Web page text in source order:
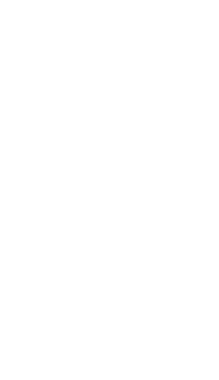
战争后，国家蒙羞，张謇虽高中状元
婚先孕丑闻，入赘豪门贝家。他在家